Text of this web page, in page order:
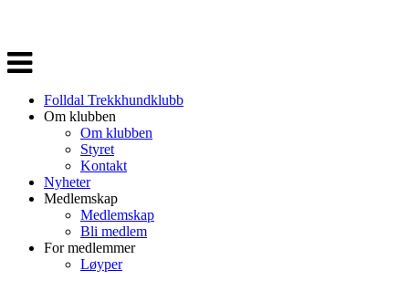
Veksle
navigasjon
Folldal Trekkhundklubb
Om klubben
Om klubben
Styret
Kontakt
Nyheter
Medlemskap
Medlemskap
Bli medlem
For medlemmer
Løyper